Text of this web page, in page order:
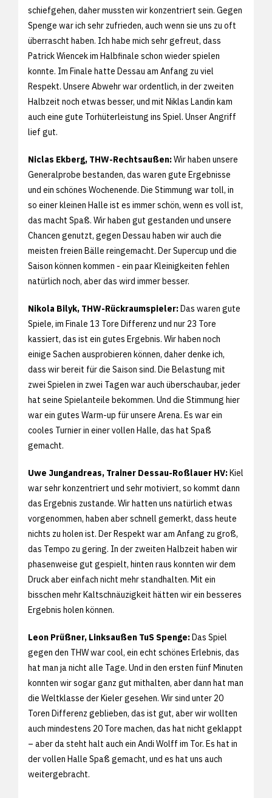
schiefgehen, daher mussten wir konzentriert sein. Gegen
Spenge war ich sehr zufrieden, auch wenn sie uns zu oft
überrascht haben. Ich habe mich sehr gefreut, dass
Patrick Wiencek im Halbfinale schon wieder spielen
konnte. Im Finale hatte Dessau am Anfang zu viel
Respekt. Unsere Abwehr war ordentlich, in der zweiten
Halbzeit noch etwas besser, und mit Niklas Landin kam
auch eine gute Torhüterleistung ins Spiel. Unser Angriff
lief gut.
Niclas Ekberg, THW-Rechtsaußen:Wir haben unsere
Generalprobe bestanden, das waren gute Ergebnisse
und ein schönes Wochenende. Die Stimmung war toll, in
so einer kleinen Halle ist es immer schön, wenn es voll ist,
das macht Spaß. Wir haben gut gestanden und unsere
Chancen genutzt, gegen Dessau haben wir auch die
meisten freien Bälle reingemacht. Der Supercup und die
Saison können kommen - ein paar Kleinigkeiten fehlen
natürlich noch, aber das wird immer besser.
Nikola Bilyk, THW-Rückraumspieler:Das waren gute
Spiele, im Finale 13 Tore Differenz und nur 23 Tore
kassiert, das ist ein gutes Ergebnis. Wir haben noch
einige Sachen ausprobieren können, daher denke ich,
dass wir bereit für die Saison sind. Die Belastung mit
zwei Spielen in zwei Tagen war auch überschaubar, jeder
hat seine Spielanteile bekommen. Und die Stimmung hier
war ein gutes Warm-up für unsere Arena. Es war ein
cooles Turnier in einer vollen Halle, das hat Spaß
gemacht.
Uwe Jungandreas, Trainer Dessau-Roßlauer HV:Kiel
war sehr konzentriert und sehr motiviert, so kommt dann
das Ergebnis zustande. Wir hatten uns natürlich etwas
vorgenommen, haben aber schnell gemerkt, dass heute
nichts zu holen ist. Der Respekt war am Anfang zu groß,
das Tempo zu gering. In der zweiten Halbzeit haben wir
phasenweise gut gespielt, hinten raus konnten wir dem
Druck aber einfach nicht mehr standhalten. Mit ein
bisschen mehr Kaltschnäuzigkeit hätten wir ein besseres
Ergebnis holen können.
Leon Prüßner, Linksaußen TuS Spenge:Das Spiel
gegen den THW war cool, ein echt schönes Erlebnis, das
hat man ja nicht alle Tage. Und in den ersten fünf Minuten
konnten wir sogar ganz gut mithalten, aber dann hat man
die Weltklasse der Kieler gesehen. Wir sind unter 20
Toren Differenz geblieben, das ist gut, aber wir wollten
auch mindestens 20 Tore machen, das hat nicht geklappt
– aber da steht halt auch ein Andi Wolff im Tor. Es hat in
der vollen Halle Spaß gemacht, und es hat uns auch
weitergebracht.